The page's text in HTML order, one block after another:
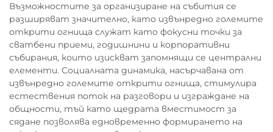
Възможностите за организиране на събития се
разширяват значително, като извънредно големите
открити огнища служат като фокусни точки за
сватбени приеми, годишнини и корпоративни
събирания, които изискват запомнящи се централни
елементи. Социалната динамика, насърчавана от
извънредно големите открити огнища, стимулира
естествения поток на разговори и изграждане на
общности, тъй като щедрата вместимост за
сядане позволява едновременно формирането на